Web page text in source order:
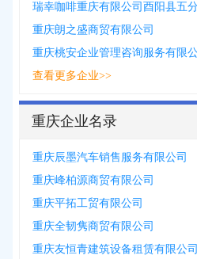
瑞幸咖啡重庆有限公司酉阳县五
重庆朗之盛商贸有限公司
重庆桃安企业管理咨询服务有限
查看更多企业>>
重庆企业名录
重庆辰墨汽车销售服务有限公司
重庆峰柏源商贸有限公司
重庆平拓工贸有限公司
重庆全韧隽商贸有限公司
重庆友恒青建筑设备租赁有限公司